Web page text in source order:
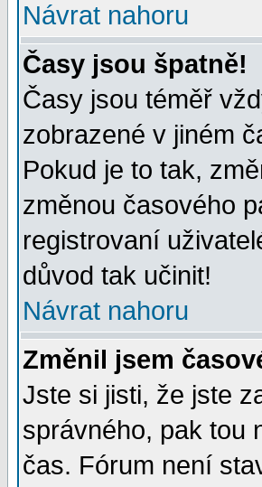
Návrat nahoru
Časy jsou špatně!
Časy jsou téměř
zobrazené v jiném
Pokud je to tak,
změnou časového
registrovaní
důvod tak učinit!
Návrat nahoru
Změnil jsem
Jste si jisti, že jste
správného, pak tou
čas. Fórum není